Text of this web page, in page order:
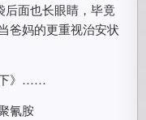
后面也长眼睛，毕竟
爸妈的更重视治安状
下》……
氰胺